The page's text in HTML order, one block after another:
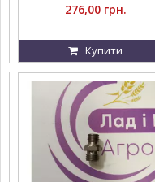
276,00 грн.
Купити